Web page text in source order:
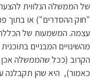
של הממשלה הנלווית
"חוק ההסדרים") או בתוך
עצמה. המשמעות של
מהשינויים המבניים
הקרוב (ככל שהממשלה
כאמור), היא שהן תקבלנה